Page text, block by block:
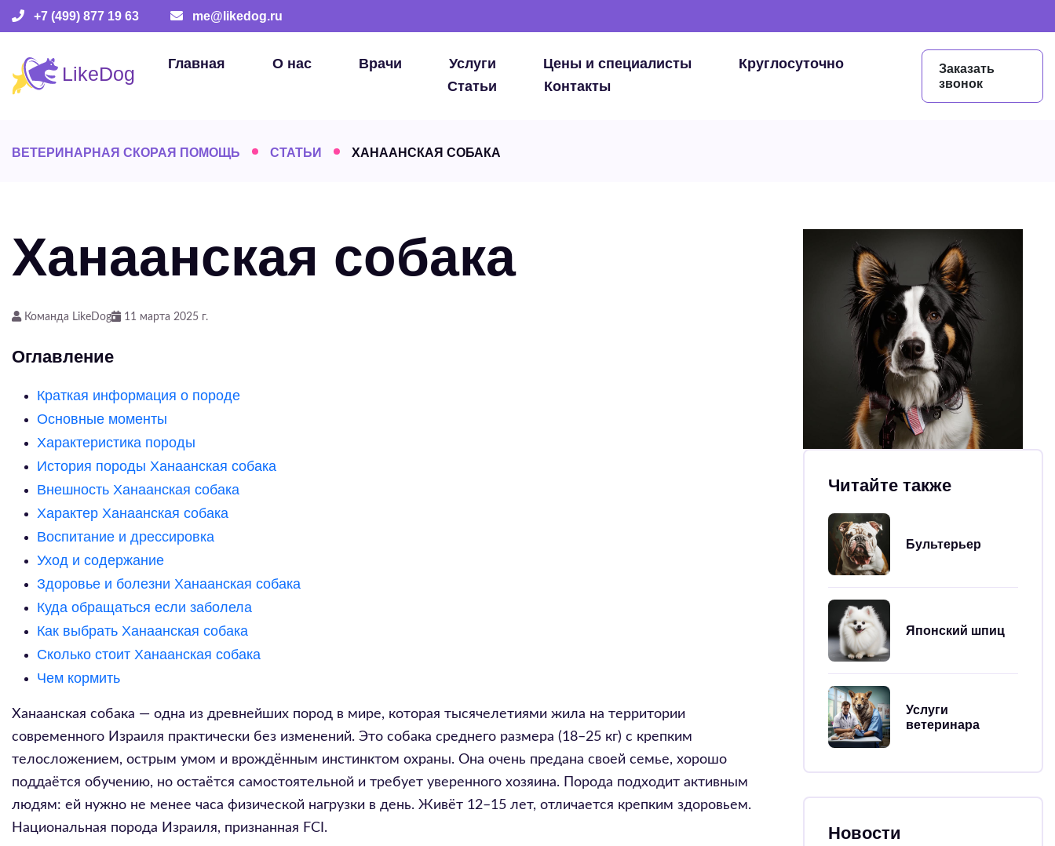
+7 (499) 877 19 63 me@likedog.ru
Главная О нас Врачи Услуги Цены и специалисты
Круглосуточно
Статьи
Контакты
Заказать
звонок
ВЕТЕРИНАРНАЯ СКОРАЯ ПОМОЩЬ СТАТЬИ ХАНААНСКАЯ СОБАКА
Ханаанская собака
Команда LikeDog 11 марта 2025 г.
Оглавление
Краткая информация о породе
Основные моменты
Характеристика породы
История породы Ханаанская собака
Внешность Ханаанская собака
Характер Ханаанская собака
Воспитание и дрессировка
Уход и содержание
Здоровье и болезни Ханаанская собака
Куда обращаться если заболела
Как выбрать Ханаанская собака
Сколько стоит Ханаанская собака
Чем кормить
Ханаанская собака — одна из древнейших пород в мире, которая тысячелетиями жила на территории
современного Израиля практически без изменений. Это собака среднего размера (18–25 кг) с крепким
телосложением, острым умом и врождённым инстинктом охраны. Она очень предана своей семье, хорошо
поддаётся обучению, но остаётся самостоятельной и требует уверенного хозяина. Порода подходит активным
людям: ей нужно не менее часа физической нагрузки в день. Живёт 12–15 лет, отличается крепким здоровьем.
Национальная порода Израиля, признанная FCI.
Читайте также
Бультерьер
Японский шпиц
Услуги
ветеринара
Новости